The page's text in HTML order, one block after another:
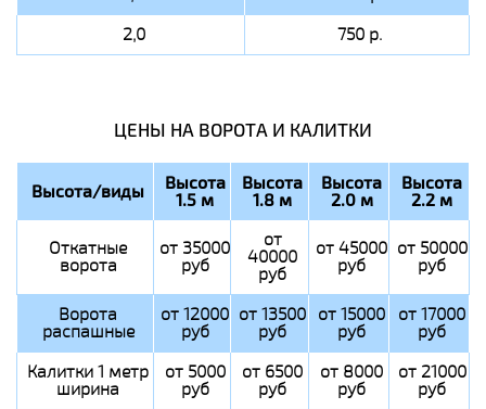
2,0
750 р.
ЦЕНЫ НА ВОРОТА И КАЛИТКИ
Высота/виды Высота
1.5 м
Высота
1.8 м
Высота
2.0 м
Высота
2.2 м
Откатные
ворота
от 35000
руб
от
40000
руб
от 45000
руб
от 50000
руб
Ворота
распашные
от 12000
руб
от 13500
руб
от 15000
руб
от 17000
руб
Калитки 1 метр
ширина
от 5000
руб
от 6500
руб
от 8000
руб
от 21000
руб